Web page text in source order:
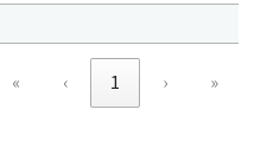
« ‹ 1 › »